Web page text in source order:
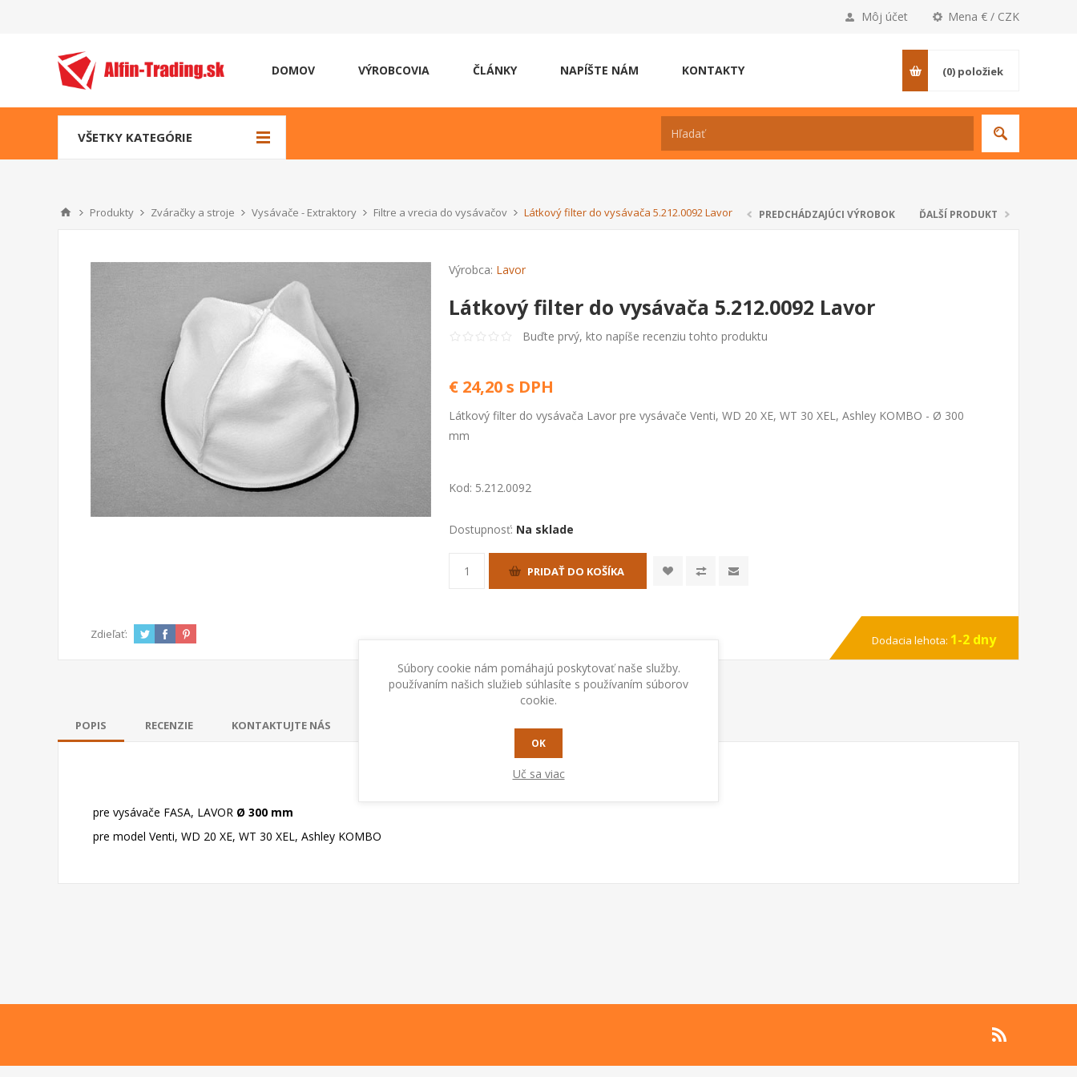
Mena € / CZK
Môj účet
DOMOV VÝROBCOVIA ČLÁNKY NAPÍŠTE NÁM KONTAKTY (0) položiek
VŠETKY KATEGÓRIE
Produkty Zváračky a stroje Vysávače - Extraktory Filtre a vrecia do vysávačov Látkový filter do vysávača 5.212.0092 Lavor PREDCHÁDZAJÚCI VÝROBOK ĎALŠÍ PRODUKT
Výrobca: Lavor
Látkový filter do vysávača 5.212.0092 Lavor
Buďte prvý, kto napíše recenziu tohto produktu
€ 24,20 s DPH
Látkový filter do vysávača Lavor pre vysávače Venti, WD 20 XE, WT 30 XEL, Ashley KOMBO - Ø 300
mm
Kod: 5.212.0092
Dostupnosť: Na sklade
PRIDAŤ DO KOŠÍKA
Zdieľať: Dodacia lehota: 1-2 dny
POPIS RECENZIE KONTAKTUJTE NÁS
pre vysávače FASA, LAVOR Ø 300 mm
pre model Venti, WD 20 XE, WT 30 XEL, Ashley KOMBO
Súbory cookie nám pomáhajú poskytovať naše služby.
používaním našich služieb súhlasíte s používaním súborov
cookie.
OK
Uč sa viac